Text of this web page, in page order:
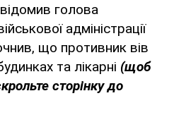
голова
адміністрації
що противник вів
та лікарні (щоб
сторінку до